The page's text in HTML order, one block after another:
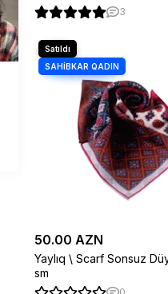
3
50.00 AZN
Yaylıq \ Scarf Sonsuz
sm